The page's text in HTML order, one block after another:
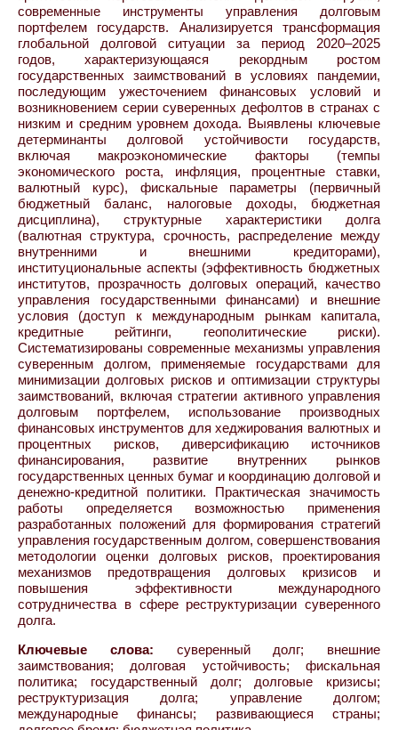
современные инструменты управления долговым
портфелем государств. Анализируется трансформация
глобальной долговой ситуации за период 2020–2025
годов, характеризующаяся рекордным ростом
государственных заимствований в условиях пандемии,
последующим ужесточением финансовых условий и
возникновением серии суверенных дефолтов в странах с
низким и средним уровнем дохода. Выявлены ключевые
детерминанты долговой устойчивости государств,
включая макроэкономические факторы (темпы
экономического роста, инфляция, процентные ставки,
валютный курс), фискальные параметры (первичный
бюджетный баланс, налоговые доходы, бюджетная
дисциплина), структурные характеристики долга
(валютная структура, срочность, распределение между
внутренними и внешними кредиторами),
институциональные аспекты (эффективность бюджетных
институтов, прозрачность долговых операций, качество
управления государственными финансами) и внешние
условия (доступ к международным рынкам капитала,
кредитные рейтинги, геополитические риски).
Систематизированы современные механизмы управления
суверенным долгом, применяемые государствами для
минимизации долговых рисков и оптимизации структуры
заимствований, включая стратегии активного управления
долговым портфелем, использование производных
финансовых инструментов для хеджирования валютных и
процентных рисков, диверсификацию источников
финансирования, развитие внутренних рынков
государственных ценных бумаг и координацию долговой и
денежно-кредитной политики. Практическая значимость
работы определяется возможностью применения
разработанных положений для формирования стратегий
управления государственным долгом, совершенствования
методологии оценки долговых рисков, проектирования
механизмов предотвращения долговых кризисов и
повышения эффективности международного
сотрудничества в сфере реструктуризации суверенного
долга.
Ключевые слова: суверенный долг; внешние
заимствования; долговая устойчивость; фискальная
политика; государственный долг; долговые кризисы;
реструктуризация долга; управление долгом;
международные финансы; развивающиеся страны;